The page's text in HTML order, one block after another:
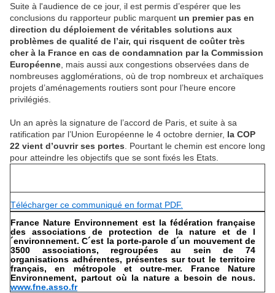
Suite à l'audience de ce jour, il est permis d’espérer que les
conclusions du rapporteur public marquent un premier pas en
direction du déploiement de véritables solutions aux
problèmes de qualité de l’air, qui risquent de coûter très
cher à la France en cas de condamnation par la Commission
Européenne , mais aussi aux congestions observées dans de
nombreuses agglomérations, où de trop nombreux et archaïques
projets d’aménagements routiers sont pour l’heure encore
privilégiés.
Un an après la signature de l’accord de Paris, et suite à sa
ratification par l’Union Européenne le 4 octobre dernier, la COP
22 vient d’ouvrir ses portes . Pourtant le chemin est encore long
pour atteindre les objectifs que se sont fixés les Etats.
Télécharger ce communiqué en format PDF.
France Nature Environnement est la fédération française
des associations de protection de la nature et de l
´environnement. C´est la porte-parole d´un mouvement de
3500 associations, regroupées au sein de 74
organisations adhérentes, présentes sur tout le territoire
français, en métropole et outre-mer. France Nature
Environnement, partout où la nature a besoin de nous.
www.fne.asso.fr